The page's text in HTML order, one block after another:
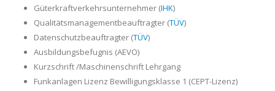
Güterkraftverkehrsunternehmer (IHK)
Qualitätsmanagementbeauftragter (TÜV)
Datenschutzbeauftragter (TÜV)
Ausbildungsbefugnis (AEVO)
Kurzschrift /Maschinenschrift Lehrgang
Funkanlagen Lizenz Bewilligungsklasse 1 (CEPT-Lizenz)